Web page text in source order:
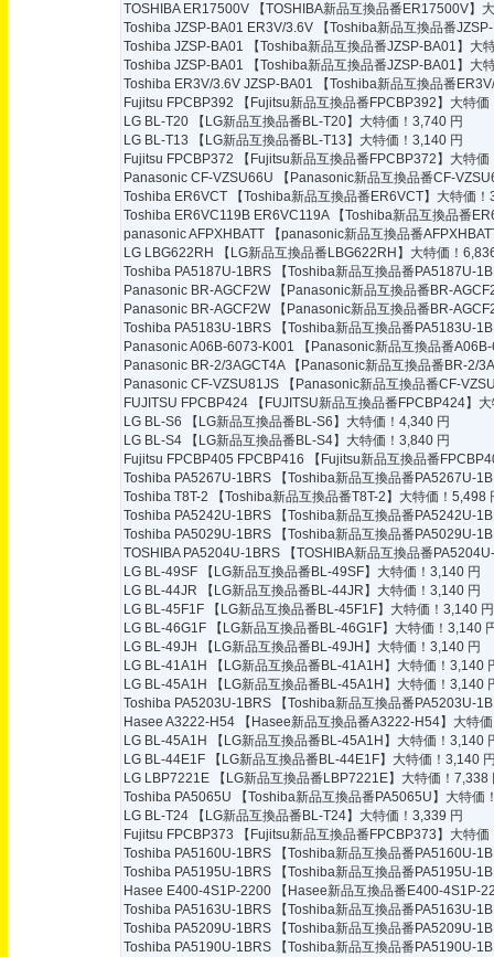
TOSHIBA ER17500V
【TOSHIBA新品互換品番ER17500V】
Toshiba JZSP-BA01 ER3V/3.6V
【Toshiba新品互換品番
Toshiba JZSP-BA01
【Toshiba新品互換品番JZSP-BA01】大
Toshiba JZSP-BA01
【Toshiba新品互換品番JZSP-BA01】大
Toshiba ER3V/3.6V JZSP-BA01
【Toshiba新品互換品番
Fujitsu FPCBP392
【Fujitsu新品互換品番FPCBP392】大特
LG BL-T20
【LG新品互換品番BL-T20】大特価！3,740 円
LG BL-T13
【LG新品互換品番BL-T13】大特価！3,140 円
Fujitsu FPCBP372
【Fujitsu新品互換品番FPCBP372】大特
Panasonic CF-VZSU66U
【Panasonic新品互換品番CF-
Toshiba ER6VCT
【Toshiba新品互換品番ER6VCT】大特価
Toshiba ER6VC119B ER6VC119A
【Toshiba新品互換品番
panasonic AFPXHBATT
【panasonic新品互換品番
LG LBG622RH
【LG新品互換品番LBG622RH】大特価！
Toshiba PA5187U-1BRS
【Toshiba新品互換品番PA5187U-
Panasonic BR-AGCF2W
【Panasonic新品互換品番BR-
Panasonic BR-AGCF2W
【Panasonic新品互換品番BR-
Toshiba PA5183U-1BRS
【Toshiba新品互換品番PA5183U-
Panasonic A06B-6073-K001
【Panasonic新品互換品番
Panasonic BR-2/3AGCT4A
【Panasonic新品互換品番BR-2/
Panasonic CF-VZSU81JS
【Panasonic新品互換品番CF-
FUJITSU FPCBP424
【FUJITSU新品互換品番FPCBP424】
LG BL-S6
【LG新品互換品番BL-S6】大特価！4,340 円
LG BL-S4
【LG新品互換品番BL-S4】大特価！3,840 円
Fujitsu FPCBP405 FPCBP416
【Fujitsu新品互換品番
Toshiba PA5267U-1BRS
【Toshiba新品互換品番PA5267U-
Toshiba T8T-2
【Toshiba新品互換品番T8T-2】大特価！5,498
Toshiba PA5242U-1BRS
【Toshiba新品互換品番PA5242U-
Toshiba PA5029U-1BRS
【Toshiba新品互換品番PA5029U-
TOSHIBA PA5204U-1BRS
【TOSHIBA新品互換品番
LG BL-49SF
【LG新品互換品番BL-49SF】大特価！3,140 円
LG BL-44JR
【LG新品互換品番BL-44JR】大特価！3,140 円
LG BL-45F1F
【LG新品互換品番BL-45F1F】大特価！3,140 円
LG BL-46G1F
【LG新品互換品番BL-46G1F】大特価！3,140
LG BL-49JH
【LG新品互換品番BL-49JH】大特価！3,140 円
LG BL-41A1H
【LG新品互換品番BL-41A1H】大特価！3,140
LG BL-45A1H
【LG新品互換品番BL-45A1H】大特価！3,140
Toshiba PA5203U-1BRS
【Toshiba新品互換品番PA5203U-
Hasee A3222-H54
【Hasee新品互換品番A3222-H54】大特
LG BL-45A1H
【LG新品互換品番BL-45A1H】大特価！3,140
LG BL-44E1F
【LG新品互換品番BL-44E1F】大特価！3,140
LG LBP7221E
【LG新品互換品番LBP7221E】大特価！7,338
Toshiba PA5065U
【Toshiba新品互換品番PA5065U】大特価
LG BL-T24
【LG新品互換品番BL-T24】大特価！3,339 円
Fujitsu FPCBP373
【Fujitsu新品互換品番FPCBP373】大特
Toshiba PA5160U-1BRS
【Toshiba新品互換品番PA5160U-
Toshiba PA5195U-1BRS
【Toshiba新品互換品番PA5195U-
Hasee E400-4S1P-2200
【Hasee新品互換品番E400-4S1P-
Toshiba PA5163U-1BRS
【Toshiba新品互換品番PA5163U-
Toshiba PA5209U-1BRS
【Toshiba新品互換品番PA5209U-
Toshiba PA5190U-1BRS
【Toshiba新品互換品番PA5190U-